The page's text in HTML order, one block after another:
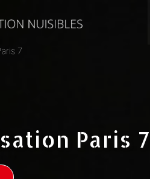
7
Paris 7